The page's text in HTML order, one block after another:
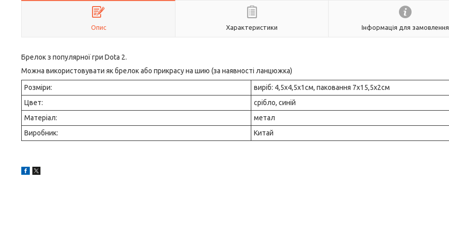
Опис Характеристики Інформація для замовлення
Брелок з популярної гри Dota 2.
Можна використовувати як брелок або прикрасу на шию (за наявності ланцюжка)
Розміри:
виріб: 4,5х4,5х1см, паковання 7х15,5х2см
Цвет:
срібло, синій
Матеріал:
метал
Виробник:
Китай